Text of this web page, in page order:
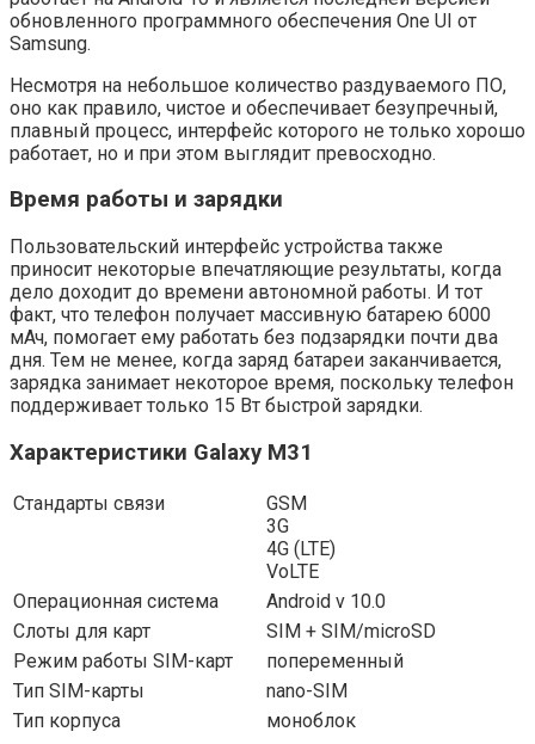
обновленного программного обеспечения One UI от
Samsung.
Несмотря на небольшое количество раздуваемого ПО,
оно как правило, чистое и обеспечивает безупречный,
плавный процесс, интерфейс которого не только хорошо
работает, но и при этом выглядит превосходно.
Время работы и зарядки
Пользовательский интерфейс устройства также
приносит некоторые впечатляющие результаты, когда
дело доходит до времени автономной работы. И тот
факт, что телефон получает массивную батарею 6000
мАч, помогает ему работать без подзарядки почти два
дня. Тем не менее, когда заряд батареи заканчивается,
зарядка занимает некоторое время, поскольку телефон
поддерживает только 15 Вт быстрой зарядки.
Характеристики Galaxy M31
Стандарты связи
GSM
3G
4G (LTE)
VoLTE
Операционная система
Android v 10.0
Слоты для карт
SIM + SIM/microSD
Режим работы SIM-карт
попеременный
Тип SIM-карты
nano-SIM
Тип корпуса
моноблок